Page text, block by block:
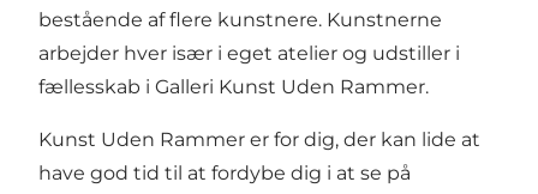
bestående af flere kunstnere. Kunstnerne
arbejder hver især i eget atelier og udstiller i
fællesskab i Galleri Kunst Uden Rammer.
Kunst Uden Rammer er for dig, der kan lide at
have god tid til at fordybe dig i at se på